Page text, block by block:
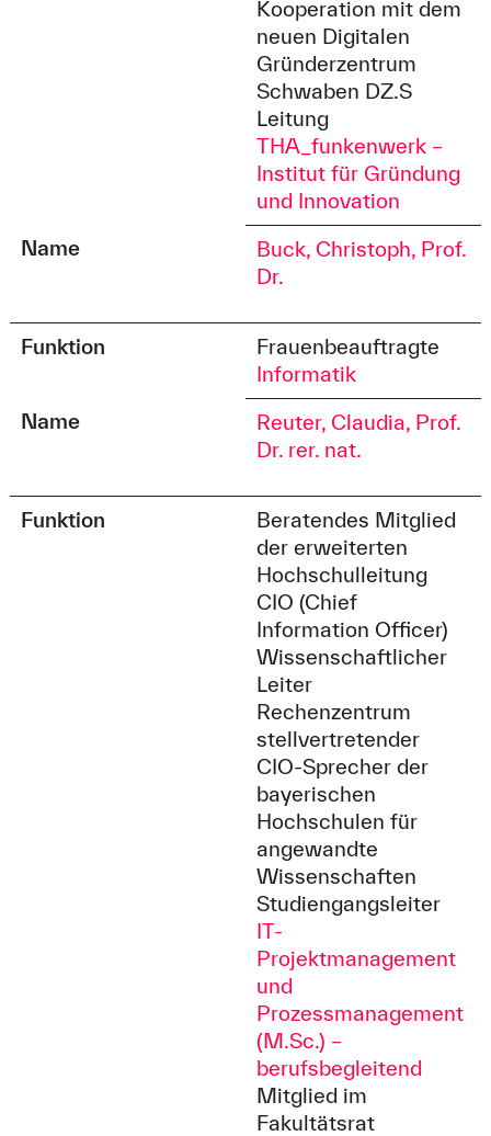
Kooperation mit dem
neuen Digitalen
Gründerzentrum
Schwaben DZ.S
Leitung
THA_funkenwerk –
Institut für Gründung
und Innovation
Name
Buck, Christoph, Prof.
Dr.
Funktion
Frauenbeauftragte
Informatik
Name
Reuter, Claudia, Prof.
Dr. rer. nat.
Funktion
Beratendes Mitglied
der erweiterten
Hochschulleitung
CIO (Chief
Information Officer)
Wissenschaftlicher
Leiter
Rechenzentrum
stellvertretender
CIO-Sprecher der
bayerischen
Hochschulen für
angewandte
Wissenschaften
Studiengangsleiter
IT-
Projektmanagement
und
Prozessmanagement
(M.Sc.) –
berufsbegleitend
Mitglied im
Fakultätsrat